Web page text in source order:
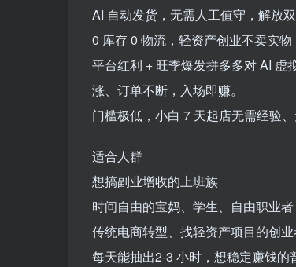
AI 自动发货，无需人工值守，解放
0 库存 0 物流，轻资产创业不卖实
平台红利 + 旺季爆发拼多多对 AI
涨、订单不断，入场即赚。
门槛极低，小白 7 天起店无需经验
适合人群
想搞副业增收的上班族
时间自由的宝妈、学生、自由职业者
传统电商转型、找轻资产项目的创
每天能抽出2-3 小时，想稳定赚钱的